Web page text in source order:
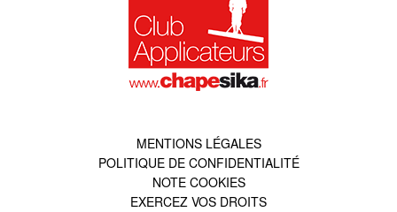
MENTIONS LÉGALES
POLITIQUE DE CONFIDENTIALITÉ
NOTE COOKIES
EXERCEZ VOS DROITS